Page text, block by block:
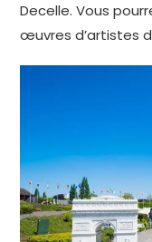
Decelle. Vous
œuvres d’artistes